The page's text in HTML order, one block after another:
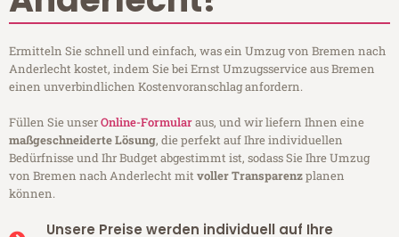
Ermitteln Sie schnell und einfach, was ein Umzug von Bremen nach
Anderlecht kostet, indem Sie bei Ernst Umzugsservice aus Bremen
einen unverbindlichen Kostenvoranschlag anfordern.
Füllen Sie unserOnline-Formularaus, und wir liefern Ihnen eine
maßgeschneiderte Lösung, die perfekt auf Ihre individuellen
Bedürfnisse und Ihr Budget abgestimmt ist, sodass Sie Ihre Umzug
von Bremen nach Anderlecht mitvoller Transparenzplanen
können.
Unsere Preise werden individuell auf Ihre